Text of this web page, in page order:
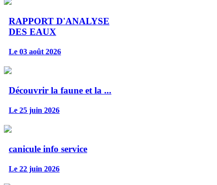
RAPPORT D'ANALYSE
DES EAUX
Le 03 août 2026
Découvrir la faune et la ...
Le 25 juin 2026
canicule info service
Le 22 juin 2026